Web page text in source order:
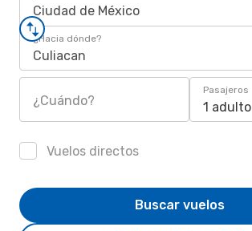
Ciudad de México
¿Hacia dónde?
Culiacan
¿Cuándo?
Pasajeros
1 adulto
Vuelos directos
Buscar vuelos